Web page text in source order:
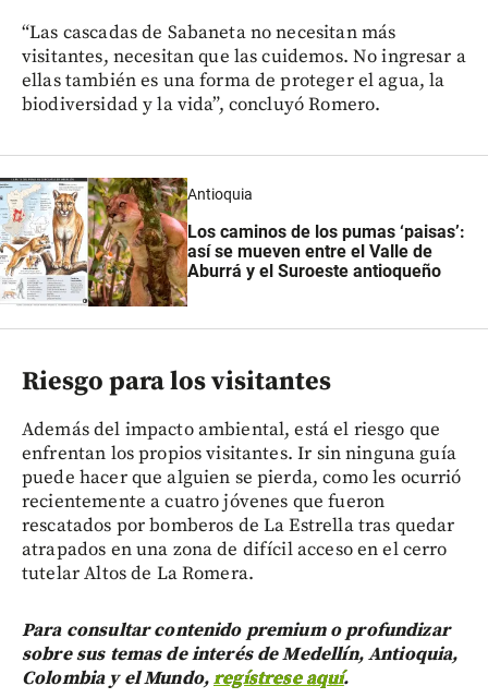
“Las cascadas de Sabaneta no necesitan más
visitantes, necesitan que las cuidemos. No ingresar a
ellas también es una forma de proteger el agua, la
biodiversidad y la vida”, concluyó Romero.
Antioquia
Los caminos de los pumas ‘paisas’:
así se mueven entre el Valle de
Aburrá y el Suroeste antioqueño
Riesgo para los visitantes
Además del impacto ambiental, está el riesgo que
enfrentan los propios visitantes. Ir sin ninguna guía
puede hacer que alguien se pierda, como les ocurrió
recientemente a cuatro jóvenes que fueron
rescatados por bomberos de La Estrella tras quedar
atrapados en una zona de difícil acceso en el cerro
tutelar Altos de La Romera.
Para consultar contenido premium o profundizar
sobre sus temas de interés de Medellín, Antioquia,
Colombia y el Mundo,regístrese aquí.